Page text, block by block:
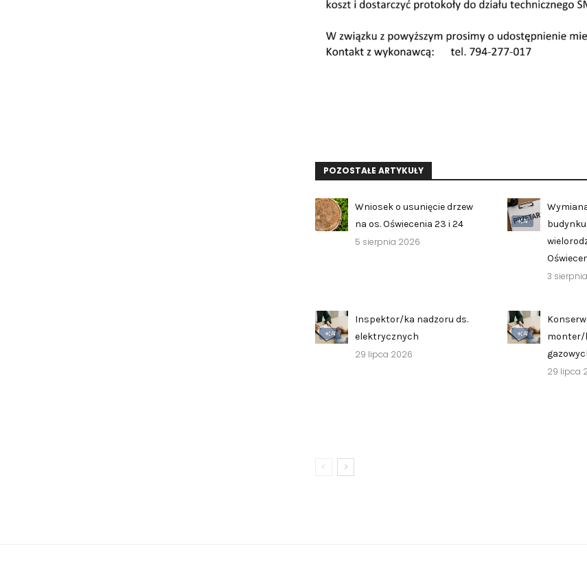
POZOSTAŁE ARTYKUŁY
Wniosek o usunięcie drzew
na os. Oświecenia 23 i 24
5 sierpnia 2026
AI
3
AI
Inspektor/ka nadzoru ds.
elektrycznych
29 lipca 2026
AI
monter/
29 lipca